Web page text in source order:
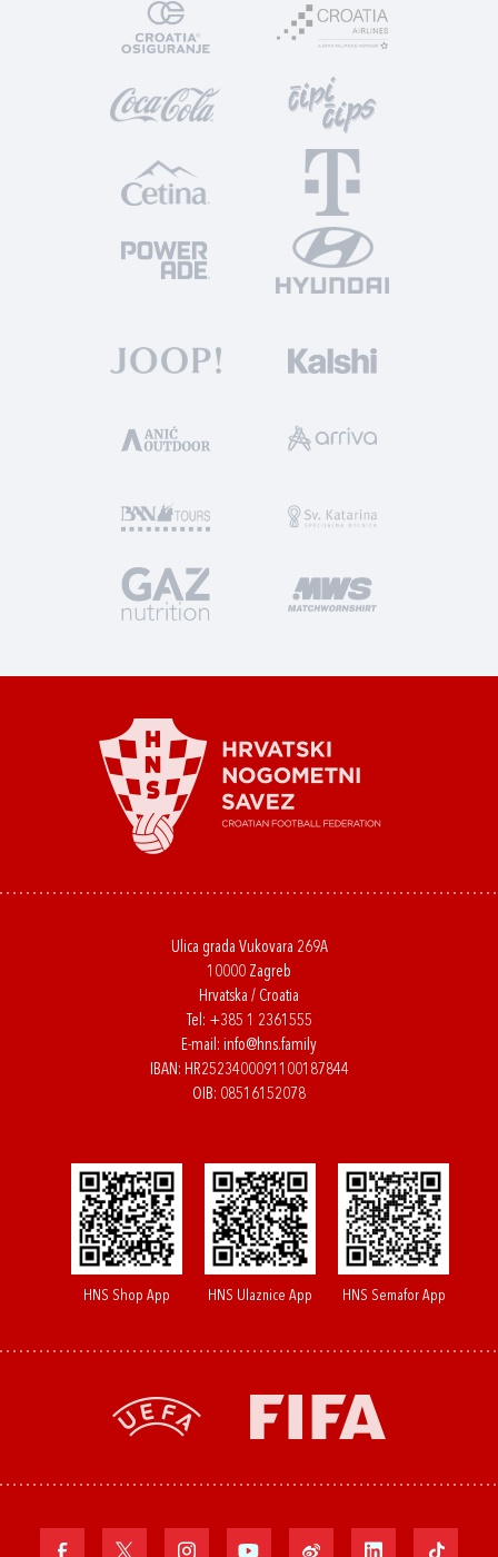
Ulica grada Vukovara 269A
10000 Zagreb
Hrvatska / Croatia
Tel: +385 1 2361555
E-mail: info@hns.family
IBAN: HR2523400091100187844
OIB: 08516152078
HNS Shop App HNS Ulaznice App HNS Semafor App